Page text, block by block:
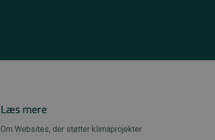
Læs mere
Om Websites, der støtter klimaprojekter